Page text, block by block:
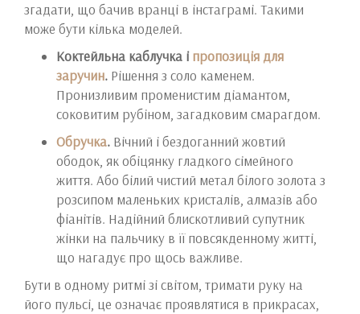
згадати, що бачив вранці в інстаграмі. Такими
може бути кілька моделей.
Коктейльна каблучка іпропозиція для
заручин. Рішення з соло каменем.
Пронизливим променистим діамантом,
соковитим рубіном, загадковим смарагдом.
Обручка. Вічний і бездоганний жовтий
ободок, як обіцянку гладкого сімейного
життя. Або білий чистий метал білого золота з
розсипом маленьких кристалів, алмазів або
фіанітів. Надійний блискотливий супутник
жінки на пальчику в її повсякденному житті,
що нагадує про щось важливе.
Бути в одному ритмі зі світом, тримати руку на
його пульсі, це означає проявлятися в прикрасах,